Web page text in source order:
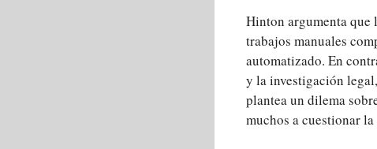
Hinton argumenta que
trabajos manuales
automatizado. En
y la investigación
plantea un dilema
muchos a cuestionar